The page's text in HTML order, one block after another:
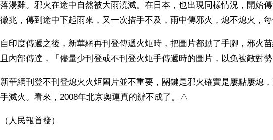
落湯雞。邪火在途中自然被大雨澆滅。在日本，也出現同樣情況，開始
徵兆，傳到途中下起雨來，又一次措手不及，雨中傳邪火，熄不熄火，每
自印度傳遞之後，新華網再刊登傳遞火炬時，把圖片都動了手腳，邪火
且內部傳達，「儘量少刊登或不刊登火炬手傳遞時的圖片，以免被敵對勢
新華網刊登不刊登熄火火炬圖片並不重要，關鍵是邪火確實是屢點屢熄
手滅火。看來，2008年北京奧運真的辦不成了。△
（人民報首發）